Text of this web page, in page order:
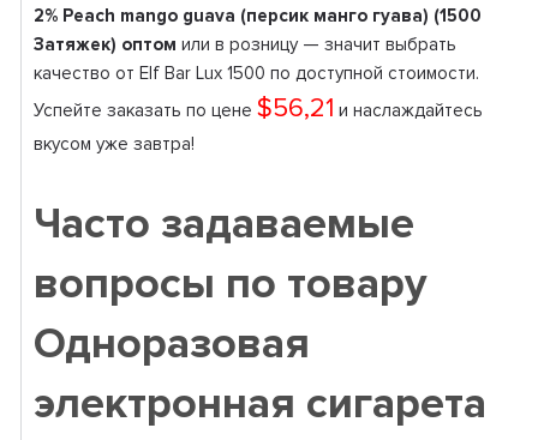
2% Peach mango guava (персик манго гуава) (1500
Затяжек) оптом или в розницу — значит выбрать
качество от Elf Bar Lux 1500 по доступной стоимости.
Успейте заказать по цене $56,21 и наслаждайтесь
вкусом уже завтра!
Часто задаваемые
вопросы по товару
Одноразовая
электронная сигарета